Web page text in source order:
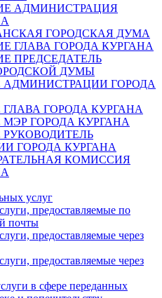
АДМИНИСТРАЦИЯ
ГОРОДСКАЯ ДУМА
ГЛАВА ГОРОДА КУРГАНА
ПРЕДСЕДАТЕЛЬ
ДУМЫ
АДМИНИСТРАЦИИ ГОРОДА
ГОРОДА КУРГАНА
ГОРОДА КУРГАНА
ГОРОДА КУРГАНА
КОМИССИЯ
услуг
предоставляемые по
почты
предоставляемые через
предоставляемые через
в сфере переданных